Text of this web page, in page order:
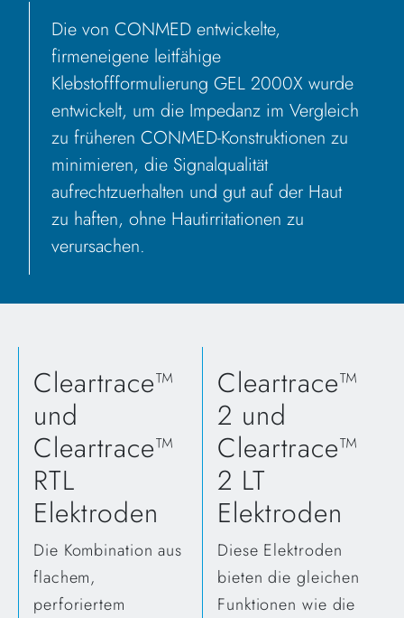
Die von CONMED entwickelte,
firmeneigene leitfähige
Klebstoffformulierung GEL 2000X wurde
entwickelt, um die Impedanz im Vergleich
zu früheren CONMED-Konstruktionen zu
minimieren, die Signalqualität
aufrechtzuerhalten und gut auf der Haut
zu haften, ohne Hautirritationen zu
verursachen.
Cleartrace™
und
Cleartrace™
RTL
Elektroden
Die Kombination aus
flachem,
perforiertem
Cleartrace™
2 und
Cleartrace™
2 LT
Elektroden
Diese Elektroden
bieten die gleichen
Funktionen wie die